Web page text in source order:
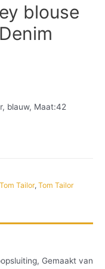
blouse
blauw, Maat:42
Tom Tailor, Tom Tailor
Gemaakt van